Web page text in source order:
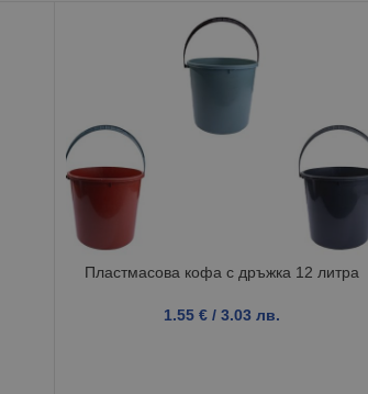
Пластмасова кофа с дръжка 12 литра
1.55 € / 3.03 лв.